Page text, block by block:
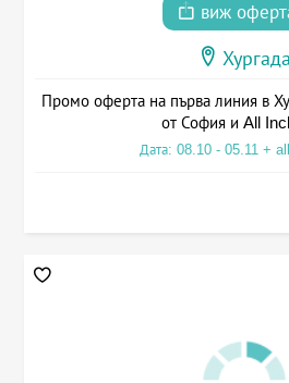
виж
Хургада
Промо оферта на първа линия в
от София и All
Дата: 08.10 - 05.11 +